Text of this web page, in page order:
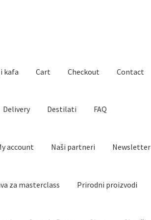
kafa Cart Checkout Contact
Delivery Destilati FAQ
account Naši partneri Newsletter
za masterclass Prirodni proizvodi